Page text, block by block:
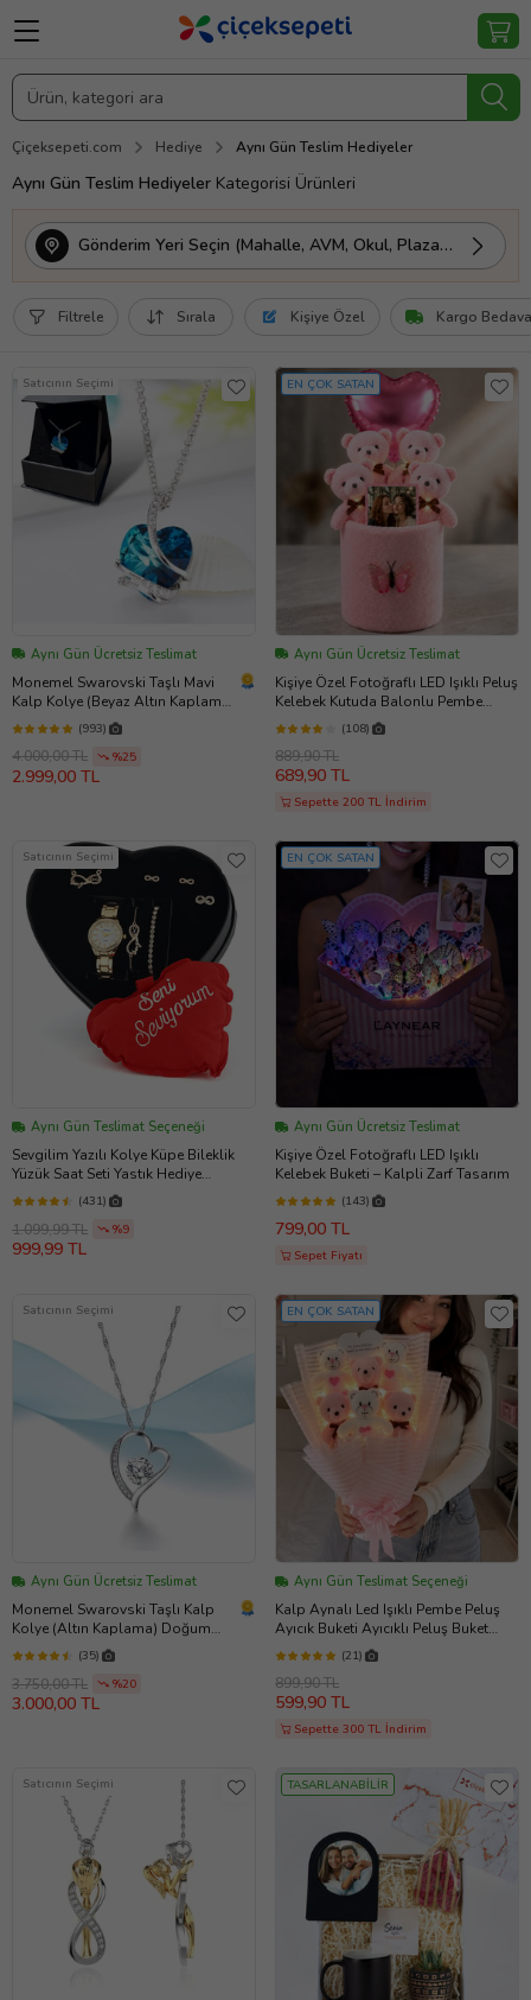
Çiçeksepeti.com Hediye Aynı Gün Teslim Hediyeler
Aynı Gün Teslim Hediyeler Kategorisi Ürünleri
Gönderim Yeri Seçin (Mahalle, AVM, Okul, Plaza vs.)
Filtrele Sırala Kişiye Özel Kargo Bedava
Satıcının Seçimi
Aynı Gün Ücretsiz Teslimat
Monemel Swarovski Taşlı Mavi
Kalp Kolye (Beyaz Altın Kaplama)
N0404 Istanbul Aynı Gün
Teslimat, Anneler Günü Hediyesi,
Sevgiliye Hediye
(993)
4.000,00 TL %25
2.999,00 TL
EN ÇOK SATAN
Aynı Gün Ücretsiz Teslimat
Kişiye Özel Fotoğraflı LED Işıklı Peluş
Kelebek Kutuda Balonlu Pembe
Ayıcık Buketi – Sevgiliye, Kıza,
Arkadaşa Hediye
(108)
889,90 TL
689,90 TL
Sepette 200 TL İndirim
Satıcının Seçimi
Aynı Gün Teslimat Seçeneği
Sevgilim Yazılı Kolye Küpe Bileklik
Yüzük Saat Seti Yastık Hediye
MC0401
(431)
1.099,99 TL %9
999,99 TL
EN ÇOK SATAN
Aynı Gün Ücretsiz Teslimat
Kişiye Özel Fotoğraflı LED Işıklı
Kelebek Buketi – Kalpli Zarf Tasarım
(143)
799,00 TL
Sepet Fiyatı
Satıcının Seçimi
Aynı Gün Ücretsiz Teslimat
Monemel Swarovski Taşlı Kalp
Kolye (Altın Kaplama) Doğum
Gunu Hediyesi Ayni Gun
Teslimat, Sevgililer Günü
Hediyesi
(35)
3.750,00 TL %20
3.000,00 TL
EN ÇOK SATAN
Aynı Gün Teslimat Seçeneği
Kalp Aynalı Led Işıklı Pembe Peluş
Ayıcık Buketi Ayıcıklı Peluş Buket
Çiçek Buketi Arkadaşa Sevgiliye
Hediye
(21)
899,90 TL
599,90 TL
Sepette 300 TL İndirim
Satıcının Seçimi TASARLANABİLİR